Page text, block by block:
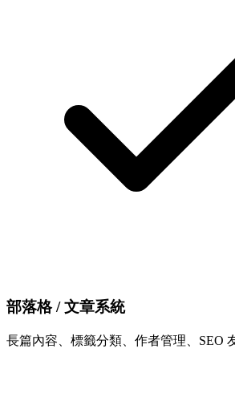
部落格 / 文章系統
長篇內容、標籤分類、作者管理、SEO